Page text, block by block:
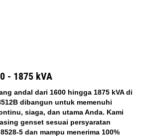
- 1875 kVA
andal dari 1600 hingga 1875 kVA di
dibangun untuk memenuhi
siaga, dan utama Anda. Kami
genset sesuai persyaratan
5 dan mampu menerima 100%